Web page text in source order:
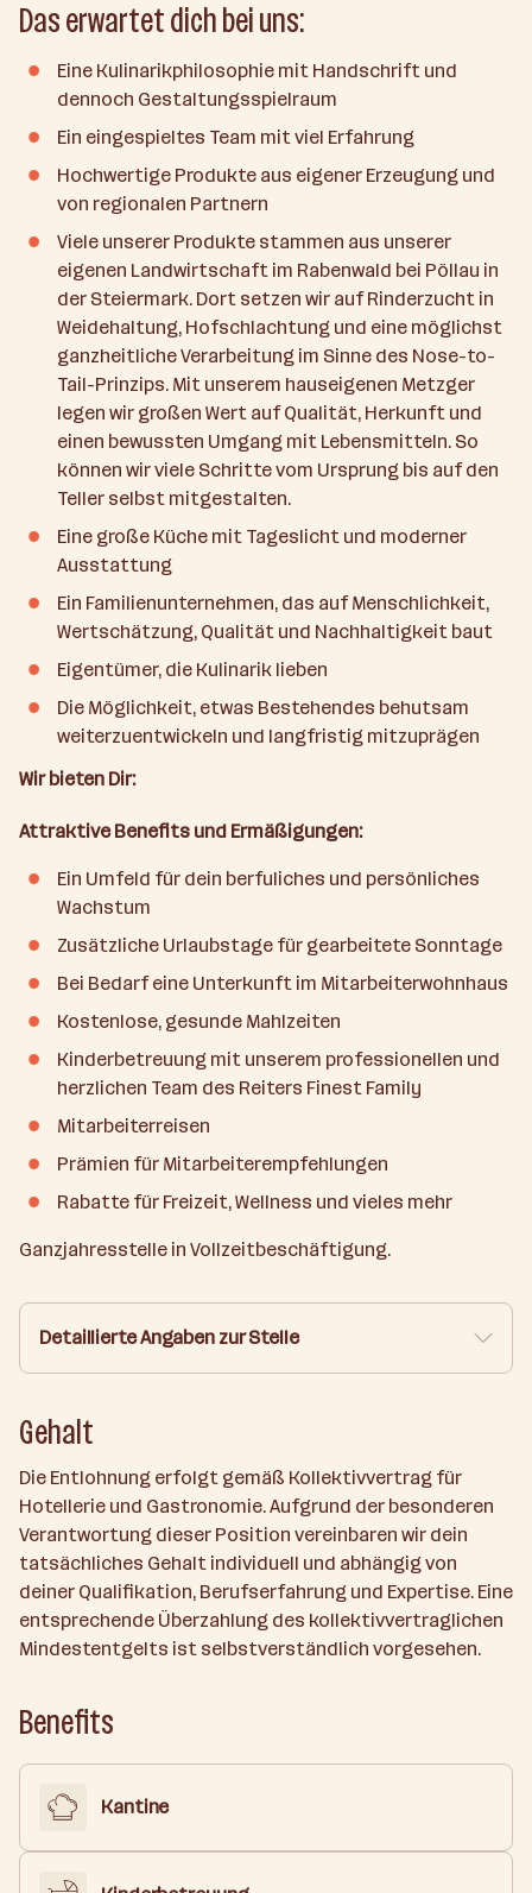
Das erwartet dich bei uns:
Eine Kulinarikphilosophie mit Handschrift und
dennoch Gestaltungsspielraum
Ein eingespieltes Team mit viel Erfahrung
Hochwertige Produkte aus eigener Erzeugung und
von regionalen Partnern
Viele unserer Produkte stammen aus unserer
eigenen Landwirtschaft im Rabenwald bei Pöllau in
der Steiermark. Dort setzen wir auf Rinderzucht in
Weidehaltung, Hofschlachtung und eine möglichst
ganzheitliche Verarbeitung im Sinne des Nose-to-
Tail-Prinzips. Mit unserem hauseigenen Metzger
legen wir großen Wert auf Qualität, Herkunft und
einen bewussten Umgang mit Lebensmitteln. So
können wir viele Schritte vom Ursprung bis auf den
Teller selbst mitgestalten.
Eine große Küche mit Tageslicht und moderner
Ausstattung
Ein Familienunternehmen, das auf Menschlichkeit,
Wertschätzung, Qualität und Nachhaltigkeit baut
Eigentümer, die Kulinarik lieben
Die Möglichkeit, etwas Bestehendes behutsam
weiterzuentwickeln und langfristig mitzuprägen
Wir bieten Dir:
Attraktive Benefits und Ermäßigungen:
Ein Umfeld für dein berfuliches und persönliches
Wachstum
Zusätzliche Urlaubstage für gearbeitete Sonntage
Bei Bedarf eine Unterkunft im Mitarbeiterwohnhaus
Kostenlose, gesunde Mahlzeiten
Kinderbetreuung mit unserem professionellen und
herzlichen Team des Reiters Finest Family
Mitarbeiterreisen
Prämien für Mitarbeiterempfehlungen
Rabatte für Freizeit, Wellness und vieles mehr
Ganzjahresstelle in Vollzeitbeschäftigung.
Detaillierte Angaben zur Stelle
Gehalt
Die Entlohnung erfolgt gemäß Kollektivvertrag für
Hotellerie und Gastronomie. Aufgrund der besonderen
Verantwortung dieser Position vereinbaren wir dein
tatsächliches Gehalt individuell und abhängig von
deiner Qualifikation, Berufserfahrung und Expertise. Eine
entsprechende Überzahlung des kollektivvertraglichen
Mindestentgelts ist selbstverständlich vorgesehen.
Benefits
Kantine